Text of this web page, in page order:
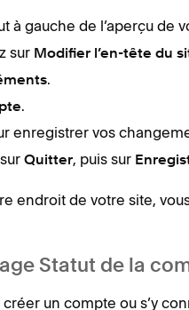
à gauche de l’aperçu de
sur Modifier l’en-tête du
.
.
enregistrer vos
Quitter, puis sur
endroit de votre site,
Statut de la
un compte ou s’y